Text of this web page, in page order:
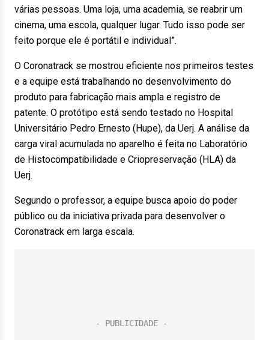
várias pessoas. Uma loja, uma academia, se reabrir um
cinema, uma escola, qualquer lugar. Tudo isso pode ser
feito porque ele é portátil e individual”.
O Coronatrack se mostrou eficiente nos primeiros testes
e a equipe está trabalhando no desenvolvimento do
produto para fabricação mais ampla e registro de
patente. O protótipo está sendo testado no Hospital
Universitário Pedro Ernesto (Hupe), da Uerj. A análise da
carga viral acumulada no aparelho é feita no Laboratório
de Histocompatibilidade e Criopreservação (HLA) da
Uerj.
Segundo o professor, a equipe busca apoio do poder
público ou da iniciativa privada para desenvolver o
Coronatrack em larga escala.